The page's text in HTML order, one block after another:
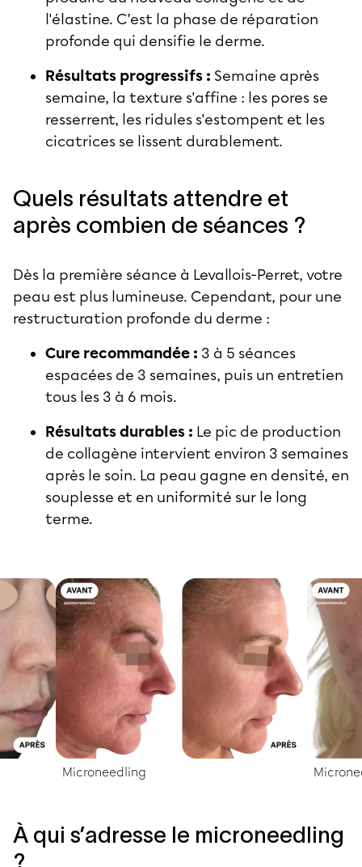
l'élastine. C’est la phase de réparation
profonde qui densifie le derme.
Résultats progressifs : Semaine après
semaine, la texture s'affine : les pores se
resserrent, les ridules s'estompent et les
cicatrices se lissent durablement.
Quels résultats attendre et
après combien de séances ?
Dès la première séance à Levallois-Perret, votre
peau est plus lumineuse. Cependant, pour une
restructuration profonde du derme :
Cure recommandée : 3 à 5 séances
espacées de 3 semaines, puis un entretien
tous les 3 à 6 mois.
Résultats durables : Le pic de production
de collagène intervient environ 3 semaines
après le soin. La peau gagne en densité, en
souplesse et en uniformité sur le long
terme.
Microneedling
À qui s’adresse le microneedling
?